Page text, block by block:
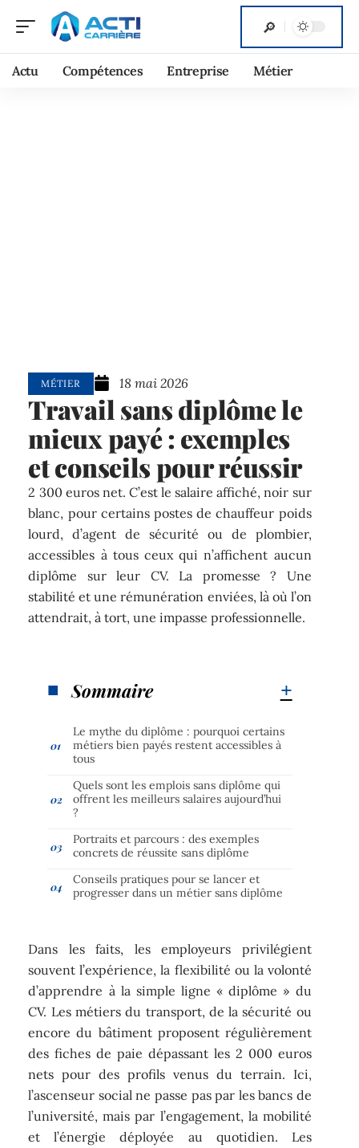
Actu Compétences Entreprise Métier
MÉTIER 18 mai 2026
Travail sans diplôme le
mieux payé : exemples
et conseils pour réussir
2 300 euros net. C’est le salaire affiché, noir sur
blanc, pour certains postes de chauffeur poids
lourd, d’agent de sécurité ou de plombier,
accessibles à tous ceux qui n’affichent aucun
diplôme sur leur CV. La promesse ? Une
stabilité et une rémunération enviées, là où l’on
attendrait, à tort, une impasse professionnelle.
Sommaire
Le mythe du diplôme : pourquoi certains
métiers bien payés restent accessibles à
tous
Quels sont les emplois sans diplôme qui
offrent les meilleurs salaires aujourd’hui
?
Portraits et parcours : des exemples
concrets de réussite sans diplôme
Conseils pratiques pour se lancer et
progresser dans un métier sans diplôme
Dans les faits, les employeurs privilégient
souvent l’expérience, la flexibilité ou la volonté
d’apprendre à la simple ligne « diplôme » du
CV. Les métiers du transport, de la sécurité ou
encore du bâtiment proposent régulièrement
des fiches de paie dépassant les 2 000 euros
nets pour des profils venus du terrain. Ici,
l’ascenseur social ne passe pas par les bancs de
l’université, mais par l’engagement, la mobilité
et l’énergie déployée au quotidien. Les